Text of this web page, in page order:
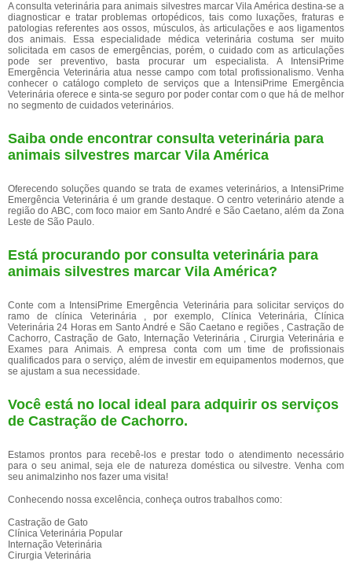
A consulta veterinária para animais silvestres marcar Vila América destina-se a
diagnosticar e tratar problemas ortopédicos, tais como luxações, fraturas e
patologias referentes aos ossos, músculos, às articulações e aos ligamentos
dos animais. Essa especialidade médica veterinária costuma ser muito
solicitada em casos de emergências, porém, o cuidado com as articulações
pode ser preventivo, basta procurar um especialista. A IntensiPrime
Emergência Veterinária atua nesse campo com total profissionalismo. Venha
conhecer o catálogo completo de serviços que a IntensiPrime Emergência
Veterinária oferece e sinta-se seguro por poder contar com o que há de melhor
no segmento de cuidados veterinários.
Saiba onde encontrar consulta veterinária para
animais silvestres marcar Vila América
Oferecendo soluções quando se trata de exames veterinários, a IntensiPrime
Emergência Veterinária é um grande destaque. O centro veterinário atende a
região do ABC, com foco maior em Santo André e São Caetano, além da Zona
Leste de São Paulo.
Está procurando por consulta veterinária para
animais silvestres marcar Vila América?
Conte com a IntensiPrime Emergência Veterinária para solicitar serviços do
ramo de clínica Veterinária , por exemplo, Clínica Veterinária, Clínica
Veterinária 24 Horas em Santo André e São Caetano e regiões , Castração de
Cachorro, Castração de Gato, Internação Veterinária , Cirurgia Veterinária e
Exames para Animais. A empresa conta com um time de profissionais
qualificados para o serviço, além de investir em equipamentos modernos, que
se ajustam a sua necessidade.
Você está no local ideal para adquirir os serviços
de Castração de Cachorro.
Estamos prontos para recebê-los e prestar todo o atendimento necessário
para o seu animal, seja ele de natureza doméstica ou silvestre. Venha com
seu animalzinho nos fazer uma visita!
Conhecendo nossa excelência, conheça outros trabalhos como:
Castração de Gato
Clínica Veterinária Popular
Internação Veterinária
Cirurgia Veterinária